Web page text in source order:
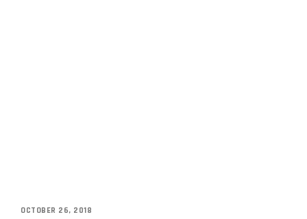
OCTOBER 26, 2018